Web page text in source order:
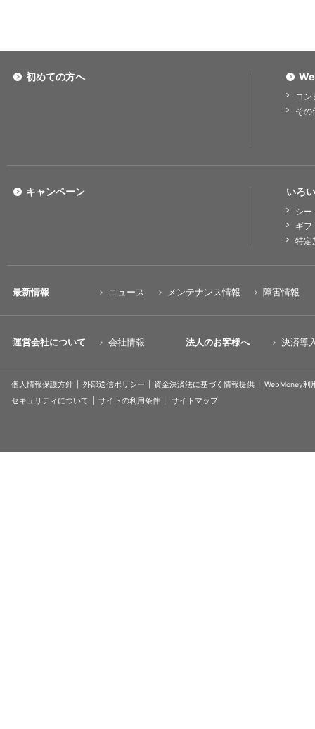
初めての方へ
コ
その
いろ
シー
ギフ
特定
キャンペーン
最新情報 ニュース メンテナンス情報 障害情報
運営会社について 会社情報 法人のお客様へ 決済導
個人情報保護方針 外部送信ポリシー 資金決済法に基づく情報提供
WebMoney利
セキュリティについて
サイトの利用条件 サイトマップ